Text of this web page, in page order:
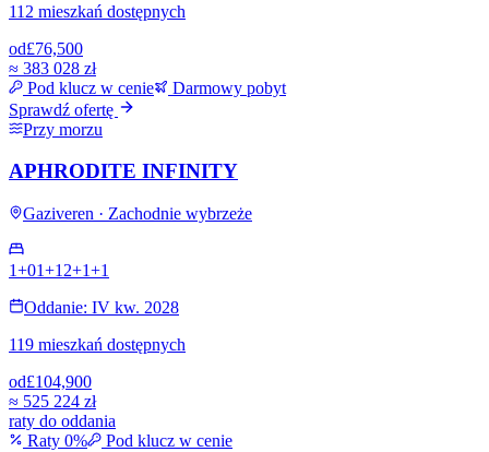
112 mieszkań dostępnych
od£76,500
≈ 383 028 zł
Pod klucz w cenie
Darmowy pobyt
Sprawdź ofertę
Przy morzu
APHRODITE INFINITY
Gaziveren · Zachodnie wybrzeże
1+01+1 2+1+1
Oddanie: IV kw. 2028
119 mieszkań dostępnych
od£104,900
≈ 525 224 zł
raty do oddania
Raty 0%
Pod klucz w cenie